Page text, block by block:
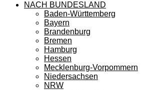
NACH BUNDESLAND
Baden-Württemberg
Bayern
Brandenburg
Bremen
Hamburg
Hessen
Mecklenburg-Vorpommern
Niedersachsen
NRW